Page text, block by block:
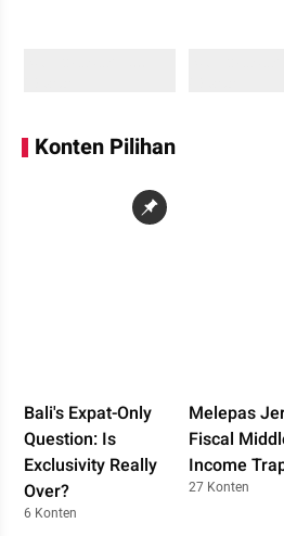
Konten Pilihan
Bali's Expat-Only
Question: Is
Exclusivity Really
Over?
6 Konten
Melepas
Fiscal
Income
27 Konten